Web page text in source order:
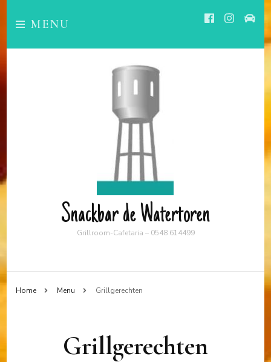
MENU
Snackbar de Watertoren
Grillroom-Cafetaria – 0548 614499
Home Menu Grillgerechten
Grillgerechten